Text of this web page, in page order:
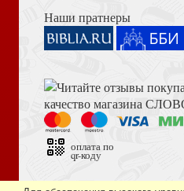
Слово
Наши пратнеры
оплата по
qr-коду